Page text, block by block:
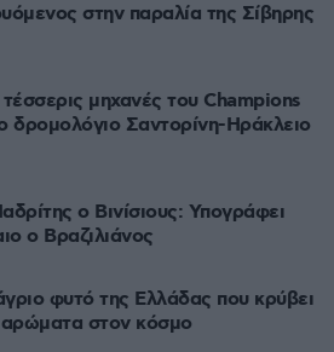
στην παραλία της Σίβηρης
μηχανές του Champions
δρομολόγιο Σαντορίνη-Ηράκλειο
ο Βινίσιους: Υπογράφει
ο Βραζιλιάνος
φυτό της Ελλάδας που κρύβει
αρώματα στον κόσμο